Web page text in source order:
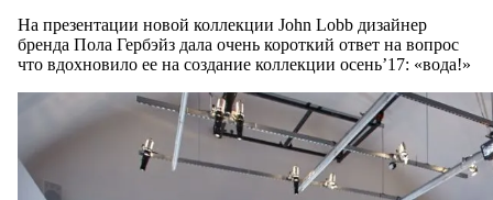
На презентации новой коллекции John Lobb дизайнер
бренда Пола Гербэйз дала очень короткий ответ на вопрос
что вдохновило ее на создание коллекции осень’17: «вода!»